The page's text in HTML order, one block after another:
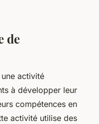
de
activité
à développer leur
compétences en
activité utilise des